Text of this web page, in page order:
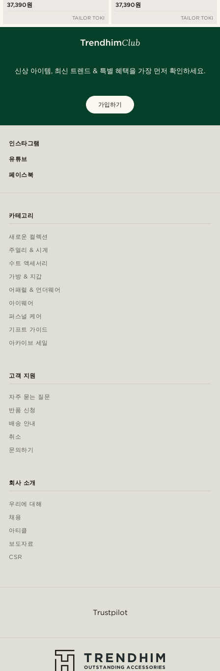
37,390원
TAILOR TOKI
37,390원
TAILOR TOKI
신상 아이템, 최신 트렌드 & 특별 혜택을 가장 먼저 확인하세요.
가입하기
인스타그램
유튜브
페이스북
카테고리
새로운 컬렉션
주얼리 & 시계
수트 액세서리
가방 & 지갑
어패럴 & 언더웨어
아이웨어
퍼스널 케어
기프트 가이드
아카이브 세일
고객 지원
자주 묻는 질문
반품 신청
배송 안내
취소
문의하기
회사 소개
우리에 대해
채용
아티클
보도자료
CSR
Trustpilot